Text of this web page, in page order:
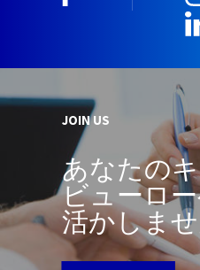
JOIN US
あなたの
ビューロ
活かしま